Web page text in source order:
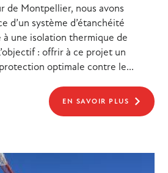
de Montpellier, nous avons
d’un système d’étanchéité
une isolation thermique de
: offrir à ce projet un
optimale contre le...
EN SAVOIR PLUS